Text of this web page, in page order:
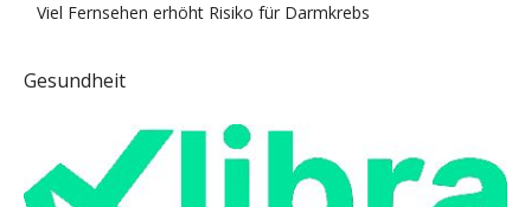
Viel Fernsehen erhöht Risiko für Darmkrebs
Gesundheit